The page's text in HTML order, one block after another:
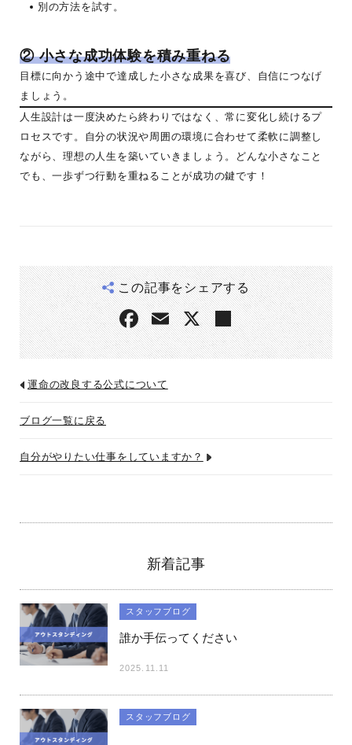
別の方法を試す。
② 小さな成功体験を積み重ねる
目標に向かう途中で達成した小さな成果を喜び、自信につなげ
ましょう。
人生設計は一度決めたら終わりではなく、常に変化し続けるプ
ロセスです。自分の状況や周囲の環境に合わせて柔軟に調整し
ながら、理想の人生を築いていきましょう。どんな小さなこと
でも、一歩ずつ行動を重ねることが成功の鍵です！
この記事をシェアする
運命の改良する公式について
ブログ一覧に戻る
自分がやりたい仕事をしていますか？
新着記事
スタッフブログ
誰か手伝ってください
2025.11.11
スタッフブログ